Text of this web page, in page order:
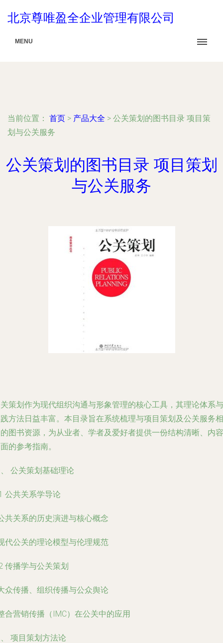
北京尊唯盈全企业管理有限公司
MENU
当前位置： 首页 > 产品大全 > 公关策划的图书目录 项目策
划与公关服务
公关策划的图书目录 项目策划
与公关服务
策划作为现代组织沟通与形象管理的核心工具，其理论体系与
方法日益丰富。本目录旨在系统梳理与项目策划及公关服务相
图书资源，为从业者、学者及爱好者提供一份结构清晰、内容
的参考指南。
公关策划基础理论
公共关系学导论
共关系的历史演进与核心概念
代公关的理论模型与伦理规范
传播学与公关策划
众传播、组织传播与公众舆论
合营销传播（IMC）在公关中的应用
项目策划方法论